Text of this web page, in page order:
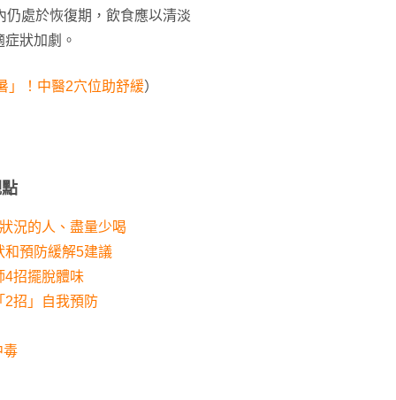
處於恢復期，飲食應以清淡
狀加劇。
」！中醫2穴位助舒緩）
況的人、盡量少喝
和預防緩解5建議
4招擺脫體味
2招」自我預防
毒